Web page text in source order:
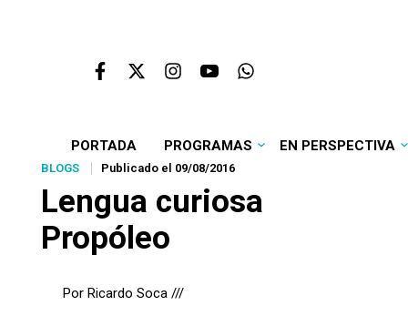
PORTADA PROGRAMAS EN PERSPECTIVA
BLOGS Publicado el 09/08/2016
Lengua curiosa
Propóleo
Por Ricardo Soca ///